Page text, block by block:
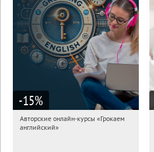
-15%
09:53:10 Получили:
Авторские онлайн-курсы «Грокаем
английский»